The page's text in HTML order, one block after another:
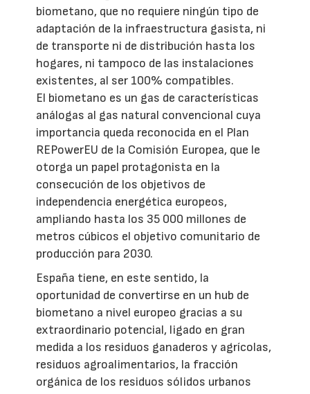
biometano, que no requiere ningún tipo de
adaptación de la infraestructura gasista, ni
de transporte ni de distribución hasta los
hogares, ni tampoco de las instalaciones
existentes, al ser 100% compatibles.
El biometano es un gas de características
análogas al gas natural convencional cuya
importancia queda reconocida en el Plan
REPowerEU de la Comisión Europea, que le
otorga un papel protagonista en la
consecución de los objetivos de
independencia energética europeos,
ampliando hasta los 35 000 millones de
metros cúbicos el objetivo comunitario de
producción para 2030.
España tiene, en este sentido, la
oportunidad de convertirse en un hub de
biometano a nivel europeo gracias a su
extraordinario potencial, ligado en gran
medida a los residuos ganaderos y agrícolas,
residuos agroalimentarios, la fracción
orgánica de los residuos sólidos urbanos